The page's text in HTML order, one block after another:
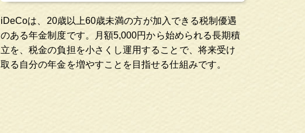
iDeCoは、20歳以上60歳未満の方が加入できる税制優遇
のある年金制度です。月額5,000円から始められる長期積
立を、税金の負担を小さくし運用することで、将来受け
取る自分の年金を増やすことを目指せる仕組みです。